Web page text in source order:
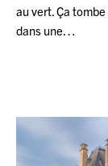
au vert. Ça
dans une…